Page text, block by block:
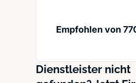
Empfohlen von
Dienstleister nicht